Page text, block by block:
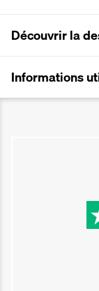
Découvrir la
Informations